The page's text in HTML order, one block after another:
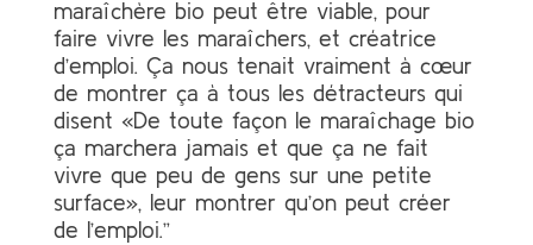
maraîchère bio peut être viable, pour
faire vivre les maraîchers, et créatrice
d’emploi. Ça nous tenait vraiment à cœur
de montrer ça à tous les détracteurs qui
disent «De toute façon le maraîchage bio
ça marchera jamais et que ça ne fait
vivre que peu de gens sur une petite
surface», leur montrer qu’on peut créer
de l’emploi.”